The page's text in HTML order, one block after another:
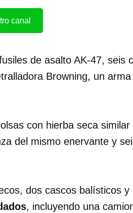
canal
de asalto AK-47, seis
Browning, un
con hierba seca similar
del mismo enervante y
dos cascos balísticos y
, incluyendo una